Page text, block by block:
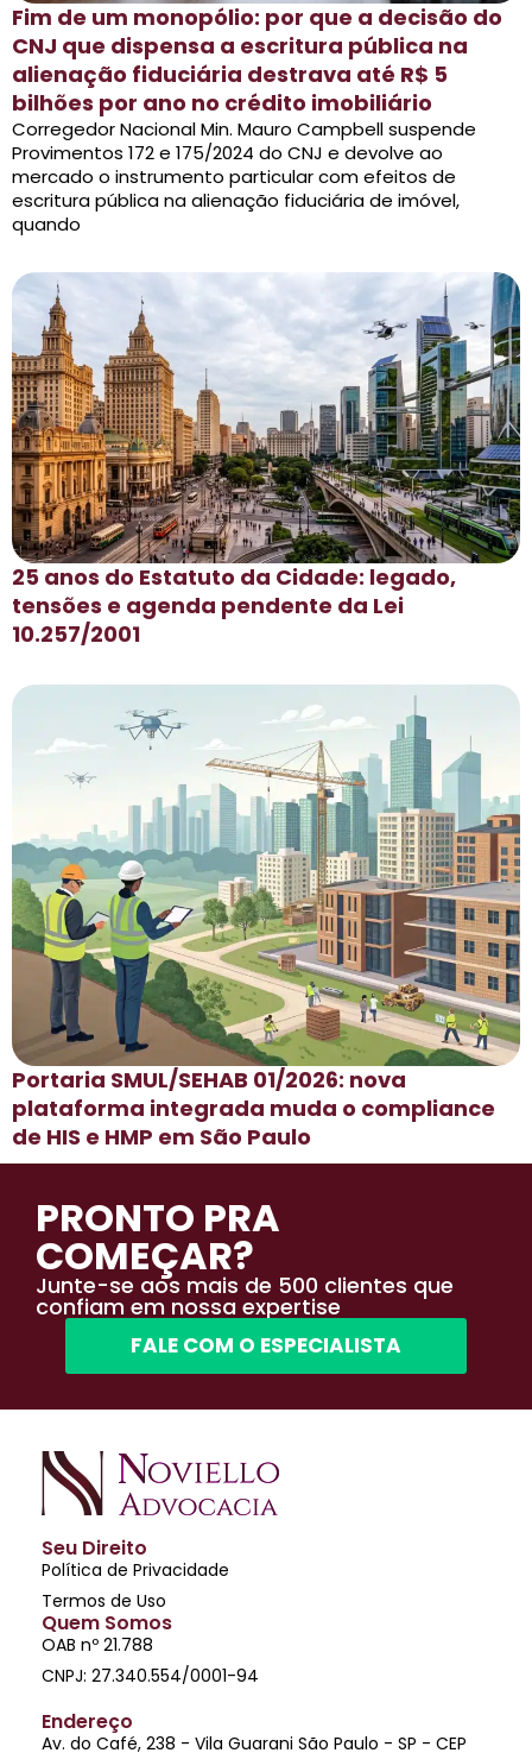
Fim de um monopólio: por que a decisão do
CNJ que dispensa a escritura pública na
alienação fiduciária destrava até R$ 5
bilhões por ano no crédito imobiliário
Corregedor Nacional Min. Mauro Campbell suspende
Provimentos 172 e 175/2024 do CNJ e devolve ao
mercado o instrumento particular com efeitos de
escritura pública na alienação fiduciária de imóvel,
quando
25 anos do Estatuto da Cidade: legado,
tensões e agenda pendente da Lei
10.257/2001
Portaria SMUL/SEHAB 01/2026: nova
plataforma integrada muda o compliance
de HIS e HMP em São Paulo
PRONTO PRA
COMEÇAR?
Junte-se aos mais de 500 clientes que
confiam em nossa expertise
FALE COM O ESPECIALISTA
Seu Direito
Política de Privacidade
Termos de Uso
Quem Somos
OAB nº 21.788
CNPJ: 27.340.554/0001-94
Endereço
Av. do Café, 238 - Vila Guarani São Paulo - SP - CEP